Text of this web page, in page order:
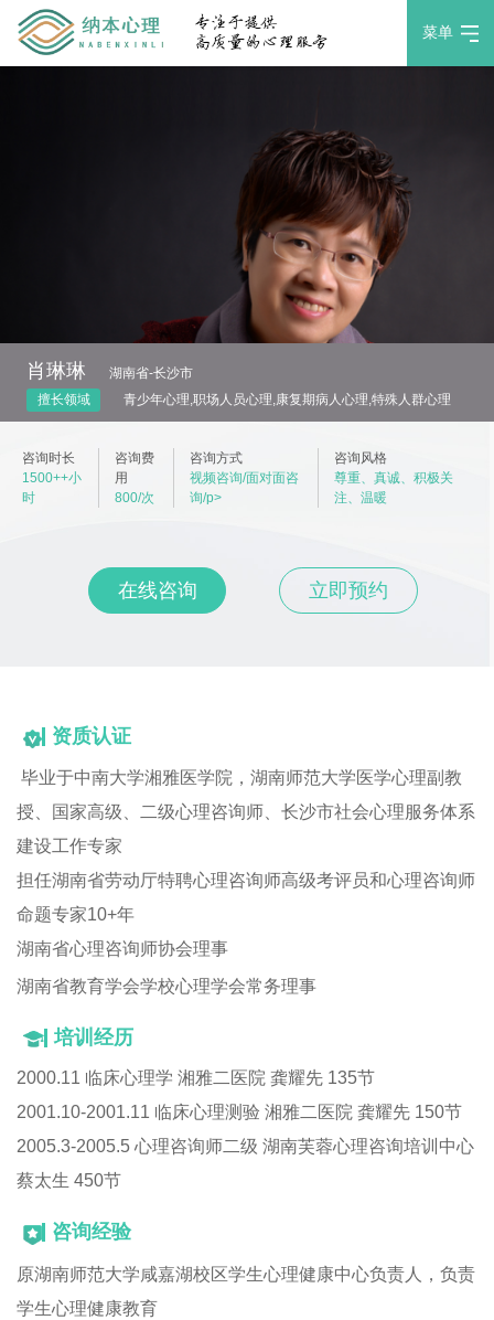
菜单
肖琳琳 湖南省-长沙市
擅长领域
青少年心理,职场人员心理,康复期病人心理,特殊人群心理
咨询时长
1500++小
时
咨询费
用
800/次
咨询方式
视频咨询/面对面咨
询/p>
咨询风格
尊重、真诚、积极关
注、温暖
在线咨询 立即预约
资质认证
毕业于中南大学湘雅医学院，湖南师范大学医学心理副教
授、国家高级、二级心理咨询师、长沙市社会心理服务体系
建设工作专家
担任湖南省劳动厅特聘心理咨询师高级考评员和心理咨询师
命题专家10+年
湖南省心理咨询师协会理事
湖南省教育学会学校心理学会常务理事
培训经历
2000.11 临床心理学 湘雅二医院 龚耀先 135节
2001.10-2001.11 临床心理测验 湘雅二医院 龚耀先 150节
2005.3-2005.5 心理咨询师二级 湖南芙蓉心理咨询培训中心
蔡太生 450节
咨询经验
原湖南师范大学咸嘉湖校区学生心理健康中心负责人，负责
学生心理健康教育